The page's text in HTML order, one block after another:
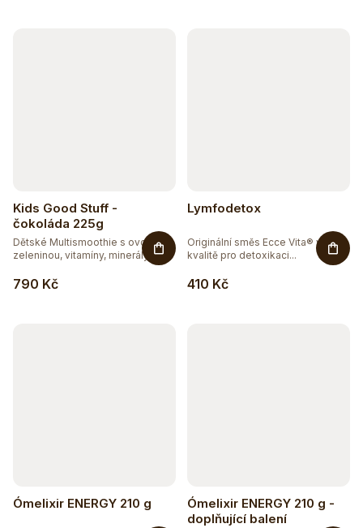
Kids Good Stuff -
čokoláda 225g
790 Kč
Dětské Multismoothie s ovocem,
zeleninou, vitamíny, minerály,...
Lymfodetox
410 Kč
Originální směs Ecce Vita® v bio
kvalitě pro detoxikaci...
Ómelixir ENERGY 210 g
Ómelixir ENERGY 210 g -
doplňující balení